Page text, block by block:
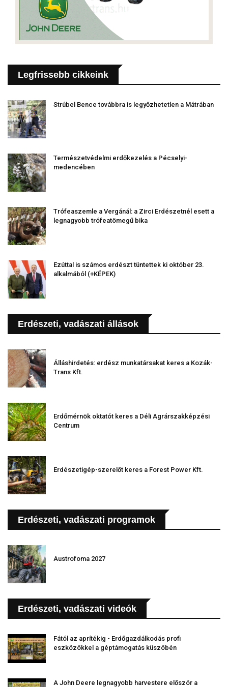
Legfrissebb cikkeink
Strúbel Bence továbbra is legyőzhetetlen a Mátrában
Természetvédelmi erdőkezelés a Pécselyi-
medencében
Trófeaszemle a Vergánál: a Zirci Erdészetnél esett a
legnagyobb trófeatömegű bika
Ezúttal is számos erdészt tüntettek ki október 23.
alkalmából (+KÉPEK)
Erdészeti, vadászati állások
Álláshirdetés: erdész munkatársakat keres a Kozák-
Trans Kft.
Erdőmérnök oktatót keres a Déli Agrárszakképzési
Centrum
Erdészetigép-szerelőt keres a Forest Power Kft.
Erdészeti, vadászati programok
Austrofoma 2027
Erdészeti, vadászati videók
Fától az aprítékig - Erdőgazdálkodás profi
eszközökkel a géptámogatás küszöbén
A John Deere legnagyobb harvestere először a